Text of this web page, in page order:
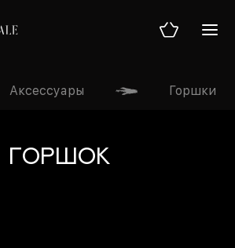
Аксессуары Горшки
Горшок